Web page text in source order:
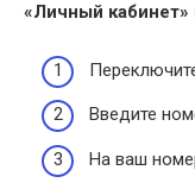
«Личный кабинет»
Введите
На ваш